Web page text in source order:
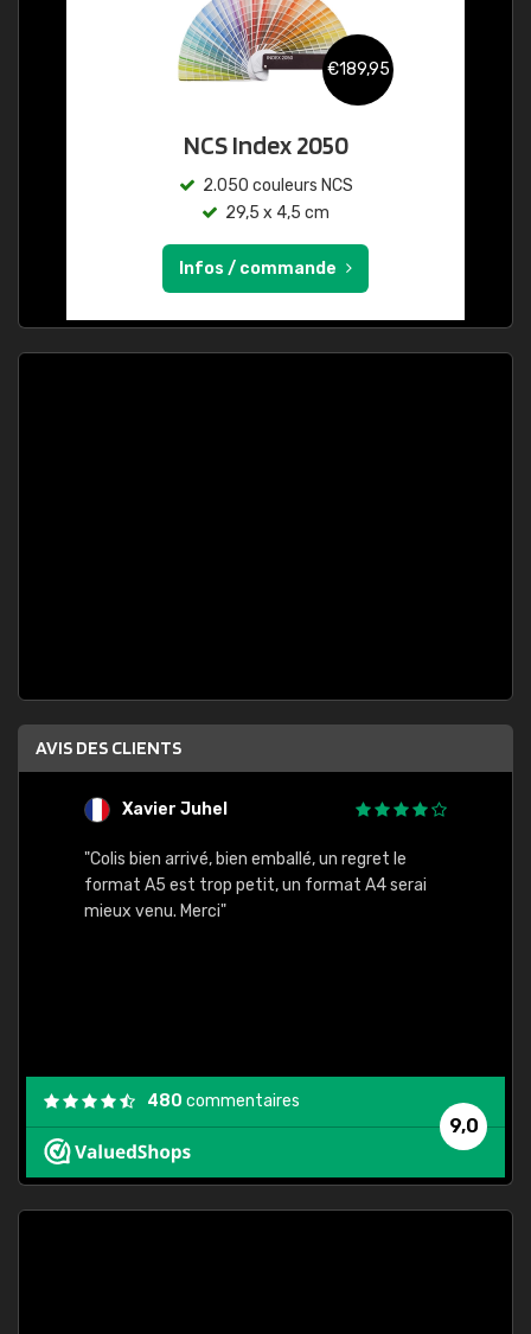
€189,95
NCS Index 2050
2.050 couleurs NCS
29,5 x 4,5 cm
Infos / commande
AVIS DES CLIENTS
Xavier Juhel
"Colis bien arrivé, bien emballé, un regret le
format A5 est trop petit, un format A4 serai
mieux venu. Merci"
9,0
480 commentaires